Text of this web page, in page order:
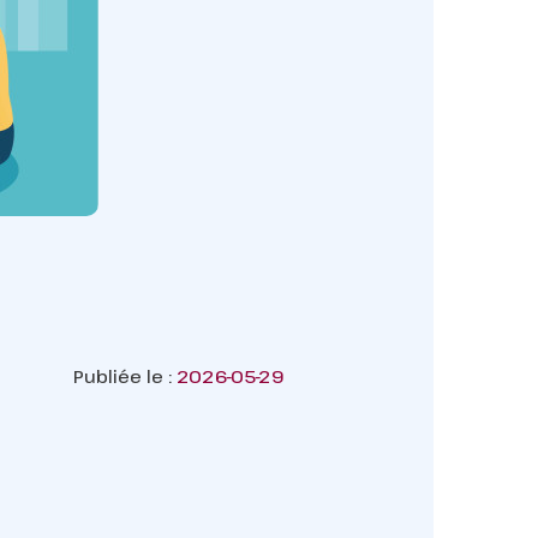
Publiée le : 2026-05-29